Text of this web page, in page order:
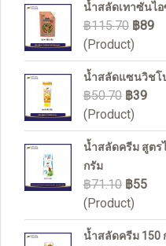
น้ำสลัดเทาซันไ
฿115.70 ฿89
(Product)
น้ำสลัดแซนวิชโ
฿50.70 ฿39
(Product)
น้ำสลัดครีม สูตร
กรัม
฿71.10 ฿55
(Product)
น้ำสลัดครีม 150